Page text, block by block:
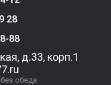
28
88
д.33, корп.1
обеда